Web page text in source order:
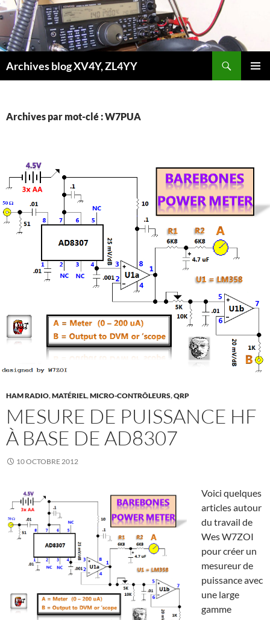
Aller
au
contenu
Archives blog XV4Y, ZL4YY
Archives par mot-clé : W7PUA
HAM RADIO,MATÉRIEL,MICRO-CONTRÔLEURS,QRP
MESURE DE PUISSANCE HF
À BASE DE AD8307
10 OCTOBRE 2012
Voici quelques
articles autour
du travail de
Wes W7ZOI
pour créer un
mesureur de
puissance avec
une large
gamme